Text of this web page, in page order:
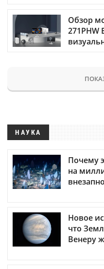
Обзор
271PHW
НАУКА
Почему
на
Новое
что
Венеру